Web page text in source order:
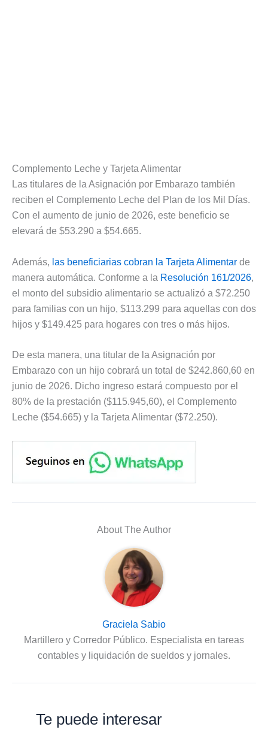
Complemento Leche y Tarjeta Alimentar
Las titulares de la Asignación por Embarazo también
reciben el Complemento Leche del Plan de los Mil Días.
Con el aumento de junio de 2026, este beneficio se
elevará de $53.290 a $54.665.
Además, las beneficiarias cobran la Tarjeta Alimentar de
manera automática. Conforme a la Resolución 161/2026,
el monto del subsidio alimentario se actualizó a $72.250
para familias con un hijo, $113.299 para aquellas con dos
hijos y $149.425 para hogares con tres o más hijos.
De esta manera, una titular de la Asignación por
Embarazo con un hijo cobrará un total de $242.860,60 en
junio de 2026. Dicho ingreso estará compuesto por el
80% de la prestación ($115.945,60), el Complemento
Leche ($54.665) y la Tarjeta Alimentar ($72.250).
About The Author
Graciela Sabio
Martillero y Corredor Público. Especialista en tareas
contables y liquidación de sueldos y jornales.
Te puede interesar